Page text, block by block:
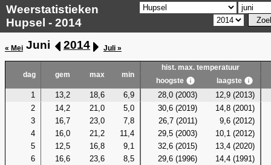
Weerstatistieken
Hupsel - 2014
« Mei Juni 2014 Juli »
dag gem max min
hist. max. temperatuur
hoogste
laagste
1 13,2 18,6 6,9 28,0 (2003)
12,9 (2013)
2
14,2 21,0 5,0 30,6 (2019)
14,8 (2001)
3
16,7 23,0 7,8 26,7 (2011)
9,6 (2012)
4
16,0 21,2 11,4 29,5 (2003)
10,1 (2012)
5
12,5 16,8 9,1 32,6 (2015)
13,4 (2020)
6
16,6 23,6 8,5 29,6 (1996)
14,4 (1991)